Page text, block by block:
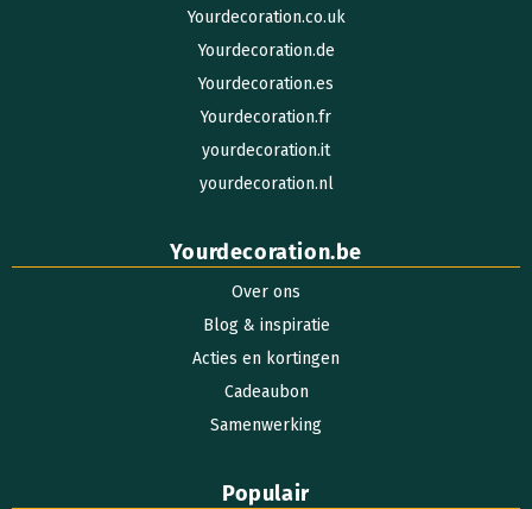
Yourdecoration.co.uk
Yourdecoration.de
Yourdecoration.es
Yourdecoration.fr
yourdecoration.it
yourdecoration.nl
Yourdecoration.be
Over ons
Blog & inspiratie
Acties en kortingen
Cadeaubon
Samenwerking
Populair